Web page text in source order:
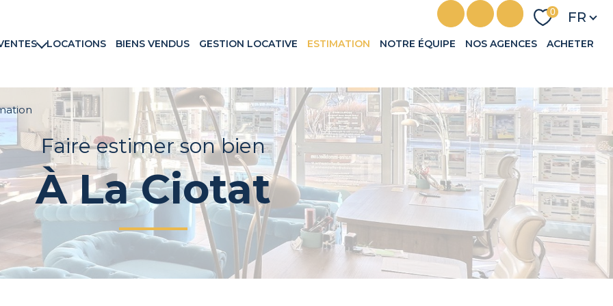
0 FR
& Villas
commerciaux
neufs
LOCATIONS BIENS VENDUS GESTION LOCATIVE ESTIMATION NOTRE ÉQUIPE NOS AGENCES ACHETER
Faire estimer son bien
À La Ciotat